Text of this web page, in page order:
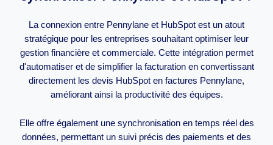
La connexion entre Pennylane et HubSpot est un atout
stratégique pour les entreprises souhaitant optimiser leur
gestion financière et commerciale. Cette intégration permet
d'automatiser et de simplifier la facturation en convertissant
directement les devis HubSpot en factures Pennylane,
améliorant ainsi la productivité des équipes.
Elle offre également une synchronisation en temps réel des
données, permettant un suivi précis des paiements et des